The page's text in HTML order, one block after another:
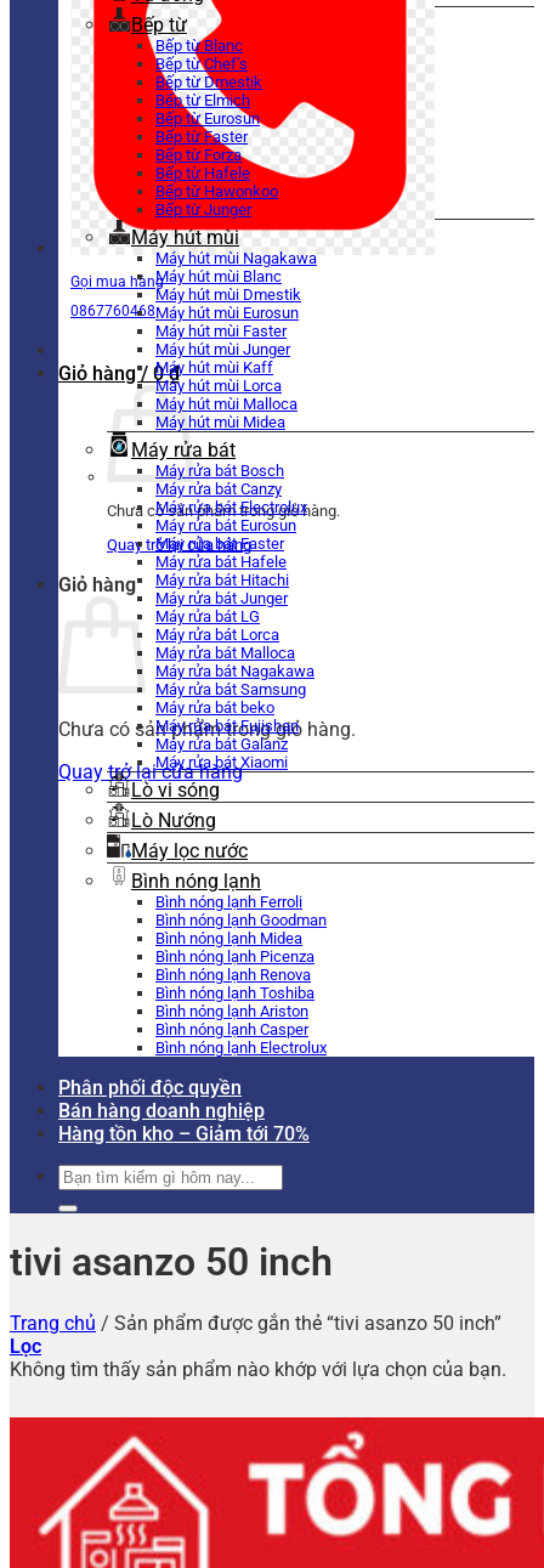
Gọi mua hàng
0867760468
Giỏ hàng / 0₫
Chưa có sản phẩm trong giỏ hàng.
Quay trở lại cửa hàng
Giỏ hàng
Chưa có sản phẩm trong giỏ hàng.
Quay trở lại cửa hàng
Bếp từ
Bếp từ Blanc
Bếp từ Chef’s
Bếp từ Dmestik
Bếp từ Elmich
Bếp từ Eurosun
Bếp từ Faster
Bếp từ Forza
Bếp từ Hafele
Bếp từ Hawonkoo
Bếp từ Junger
Máy hút mùi
Máy hút mùi Nagakawa
Máy hút mùi Blanc
Máy hút mùi Dmestik
Máy hút mùi Eurosun
Máy hút mùi Faster
Máy hút mùi Junger
Máy hút mùi Kaff
Máy hút mùi Lorca
Máy hút mùi Malloca
Máy hút mùi Midea
Máy rửa bát
Máy rửa bát Bosch
Máy rửa bát Canzy
Máy rửa bát Electrolux
Máy rửa bát Eurosun
Máy rửa bát Faster
Máy rửa bát Hafele
Máy rửa bát Hitachi
Máy rửa bát Junger
Máy rửa bát LG
Máy rửa bát Lorca
Máy rửa bát Malloca
Máy rửa bát Nagakawa
Máy rửa bát Samsung
Máy rửa bát beko
Máy rửa bát Fujishan
Máy rửa bát Galanz
Máy rửa bát Xiaomi
Lò vi sóng
Lò Nướng
Máy lọc nước
Bình nóng lạnh
Bình nóng lạnh Ferroli
Bình nóng lạnh Goodman
Bình nóng lạnh Midea
Bình nóng lạnh Picenza
Bình nóng lạnh Renova
Bình nóng lạnh Toshiba
Bình nóng lạnh Ariston
Bình nóng lạnh Casper
Bình nóng lạnh Electrolux
Phân phối độc quyền
Bán hàng doanh nghiệp
Hàng tồn kho – Giảm tới 70%
Tìm
kiếm:
tivi asanzo 50 inch
Trang chủ / Sản phẩm được gắn thẻ “tivi asanzo 50 inch”
Lọc
Không tìm thấy sản phẩm nào khớp với lựa chọn của bạn.